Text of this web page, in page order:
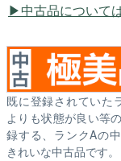
中古品について
既に登録されていた
よりも状態が良い等
録する、ランクAの
きれいな中古品です。